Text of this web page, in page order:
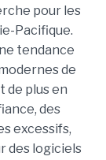
pour les
Pacifique.
tendance
de
de plus en
des
excessifs,
des logiciels